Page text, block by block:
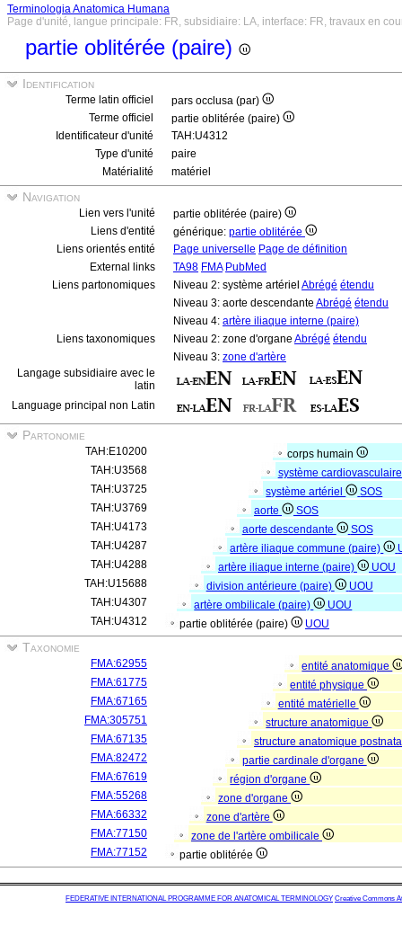
Terminologia Anatomica Humana
Page d'unité, langue principale: FR, subsidiaire: LA, interface: FR, travaux en
partie oblitérée (paire)
Identification
Terme latin officiel
pars occlusa (par)
Terme officiel
partie oblitérée (paire)
Identificateur d'unité
TAH:U4312
Type d'unité
paire
Matérialité
matériel
Navigation
Lien vers l'unité
partie oblitérée (paire)
Liens d'entité
générique: partie oblitérée
Liens orientés entité
Page universelle Page de définition
External links
TA98 FMA PubMed
Liens partonomiques
Niveau 2: système artériel Abrégé étendu
Niveau 3: aorte descendante Abrégé étendu
Niveau 4: artère iliaque interne (paire)
Liens taxonomiques
Niveau 2: zone d'organe Abrégé étendu
Niveau 3: zone d'artère
Langage subsidiaire avec le
latin
Language principal non Latin
Partonomie
TAH:E10200
corps humain
TAH:U3568
système
TAH:U3725
système artériel
SOS
TAH:U3769
aorte
SOS
TAH:U4173
aorte descendante
SOS
TAH:U4287
artère iliaque commune (paire)
TAH:U4288
artère iliaque interne (paire)
UOU
TAH:U15688
division antérieure (paire)
UOU
TAH:U4307
artère ombilicale (paire)
UOU
TAH:U4312
partie oblitérée (paire) UOU
Taxonomie
FMA:62955
entité anatomique
FMA:61775
entité physique
FMA:67165
entité matérielle
FMA:305751
structure anatomique
FMA:67135
structure anatomique
FMA:82472
partie cardinale d'organe
FMA:67619
région d'organe
FMA:55268
zone d'organe
FMA:66332
zone d'artère
FMA:77150
zone de l'artère ombilicale
FMA:77152
partie oblitérée
FEDERATIVE INTERNATIONAL PROGRAMME FOR ANATOMICAL TERMINOLOGY Creative Commons